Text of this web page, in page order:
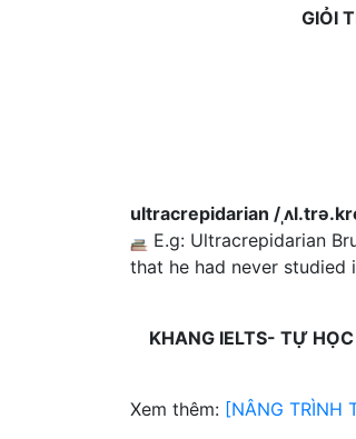
GIỎI
ultracrepidarian /
E.g: Ultracrepidarian
that he had never studied
KHANG IELTS- TỰ
Xem thêm: [NÂNG TRÌNH